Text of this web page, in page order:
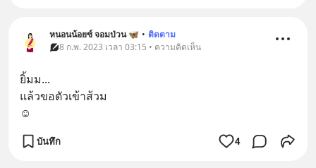
หนอนน้อยซ์ จอมป่วน 🦋 • ติดตาม
8 ก.พ. 2023 เวลา 03:15 • ความคิดเห็น
ยิ้มม...
แล้วขอตัวเข้าส้วม
☺️
บันทึก 4